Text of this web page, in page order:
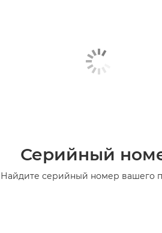
Серийный
Найдите серийный номер вашего